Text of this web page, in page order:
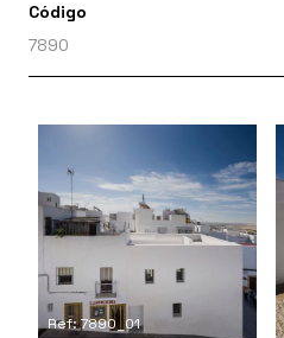
Código
7890
Ref: 7890_01